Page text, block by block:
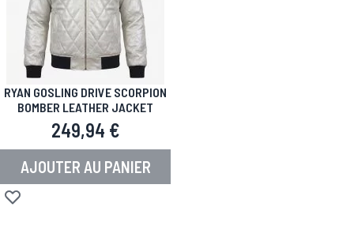
RYAN GOSLING DRIVE SCORPION
BOMBER LEATHER JACKET
249,94 €
AJOUTER AU PANIER
Ajouter à la liste d'achats